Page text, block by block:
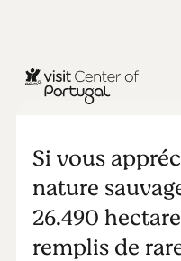
NATURE & PLEIN AIR
Parc
du Tejo
Si vous
nature
26.490
remplis de